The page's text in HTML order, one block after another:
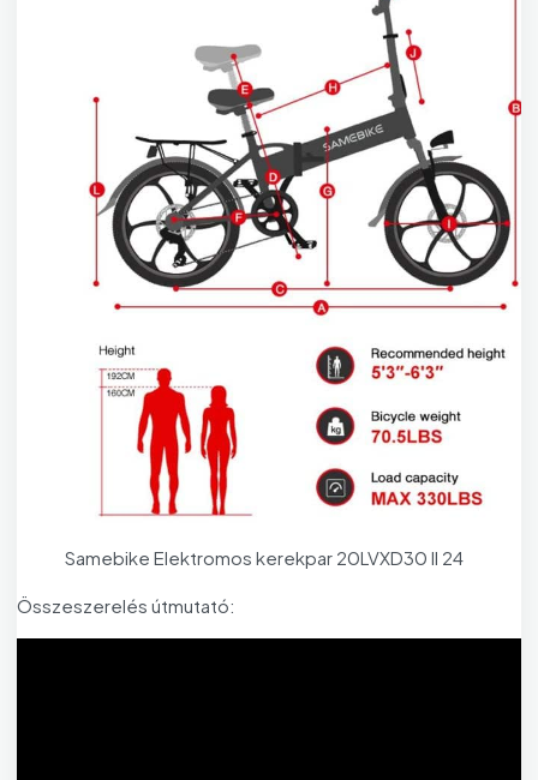
Samebike Elektromos kerekpar 20LVXD30 II 24
Összeszerelés útmutató: